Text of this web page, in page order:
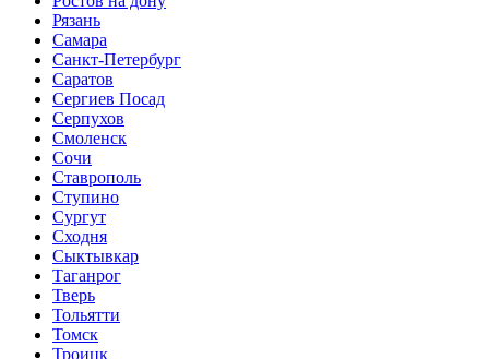
Рязань
Самара
Санкт-Петербург
Саратов
Сергиев Посад
Серпухов
Смоленск
Сочи
Ставрополь
Ступино
Сургут
Сходня
Сыктывкар
Таганрог
Тверь
Тольятти
Томск
Троицк